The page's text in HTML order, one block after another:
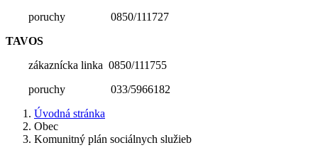
poruchy 0850/111727
TAVOS
zákaznícka linka 0850/111755
poruchy 033/5966182
Úvodná stránka
Obec
Komunitný plán sociálnych služieb